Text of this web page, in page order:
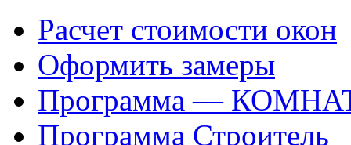
Расчет стоимости окон
Оформить замеры
Программа —
Программа Строитель